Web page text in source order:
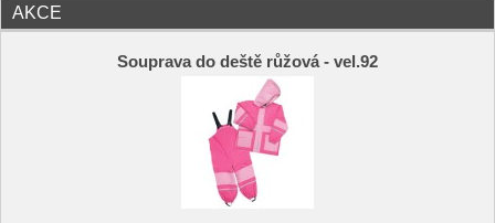
AKCE
Souprava do deště růžová - vel.92